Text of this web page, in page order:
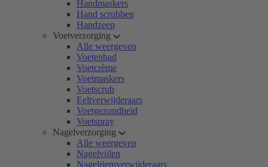
Handmaskers
Hand scrubben
Handzeep
Voetverzorging
Alle weergeven
Voetenbad
Voetcrème
Voetmaskers
Voetscrub
Eeltverwijderaars
Voetgezondheid
Voetspray
Nagelverzorging
Alle weergeven
Nagelvijlen
Nagelriemverwijderaars